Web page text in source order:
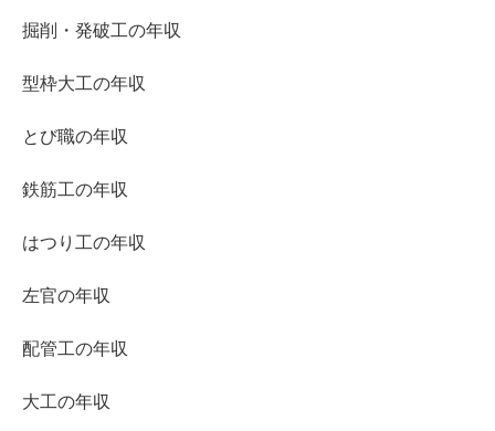
掘削・発破工の年収
型枠大工の年収
とび職の年収
鉄筋工の年収
はつり工の年収
左官の年収
配管工の年収
大工の年収